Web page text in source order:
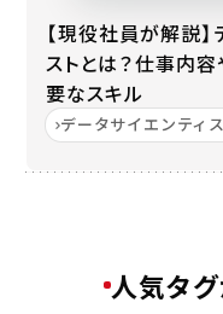
【現役社員が解説】
ストとは？仕事内
要なスキル
データサイエンティ
人気タ